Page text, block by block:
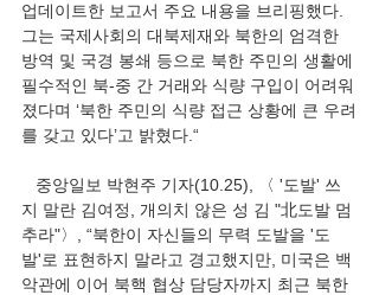
업데이트한 보고서 주요 내용을 브리핑했다.
그는 국제사회의 대북제재와 북한의 엄격한
방역 및 국경 봉쇄 등으로 북한 주민의 생활에
필수적인 북-중 간 거래와 식량 구입이 어려워
졌다며 ‘북한 주민의 식량 접근 상황에 큰 우려
를 갖고 있다’고 밝혔다.“
지 말란 김여정, 개의치 않은 성 김 "北도발 멈
추라"〉, “북한이 자신들의 무력 도발을 '도
발'로 표현하지 말라고 경고했지만, 미국은 백
악관에 이어 북핵 협상 담당자까지 최근 북한